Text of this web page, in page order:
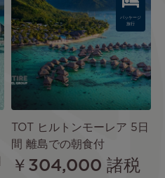
パッケージ
旅行
TOT ヒルトンモーレア 5日
間 離島での朝食付
￥304,000 諸税